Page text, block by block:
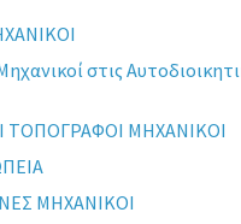
στις
ΜΗΧΑΝΙΚΟΙ
ΜΗΧΑΝΙΚΟΙ